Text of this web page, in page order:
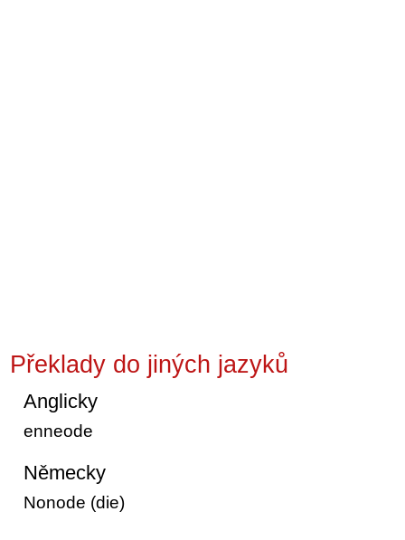
Překlady do jiných jazyků
Anglicky
enneode
Německy
Nonode (die)